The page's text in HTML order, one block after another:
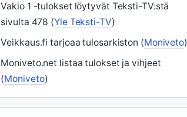
Vakio 1 -tulokset löytyvät Teksti-TV:stä
sivulta 478 (Yle Teksti-TV)
Veikkaus.fi tarjoaa tulosarkiston (Moniveto)
Moniveto.net listaa tulokset ja vihjeet
(Moniveto)